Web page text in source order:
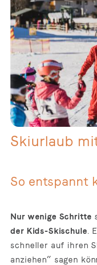
Skiurlaub
So entspannt
Nur wenige Schritte
der Kids-Skischule.
schneller auf ihren
anziehen“ sagen